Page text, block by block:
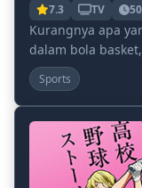
7.3 TV
Kurangnya apa
dalam bola
dengan
Sports